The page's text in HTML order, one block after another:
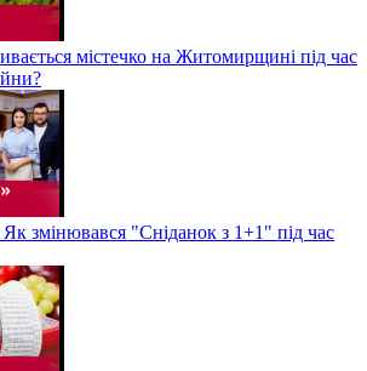
містечко на Житомирщині під час
змінювався "Сніданок з 1+1" під час